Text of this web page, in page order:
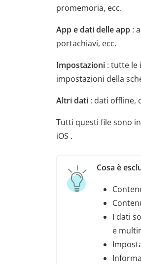
promemoria, ecc.
App e dati delle app :
portachiavi, ecc.
Impostazioni : tutte le
impostazioni della
Altri dati : dati offline,
Tutti questi file sono
iOS .
Cosa è
I dati
e